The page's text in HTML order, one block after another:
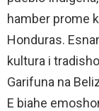
hamber prome
Honduras.
kultura i
Garifuna na
E biahe